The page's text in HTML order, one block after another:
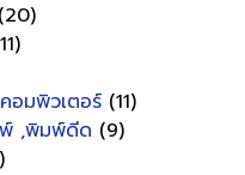
(20)
มพิวเตอร์ (11)
พ์ ,พิมพ์ดีด (9)